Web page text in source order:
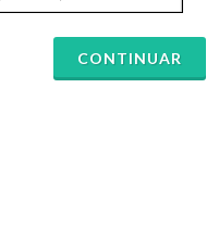
CONTINUAR